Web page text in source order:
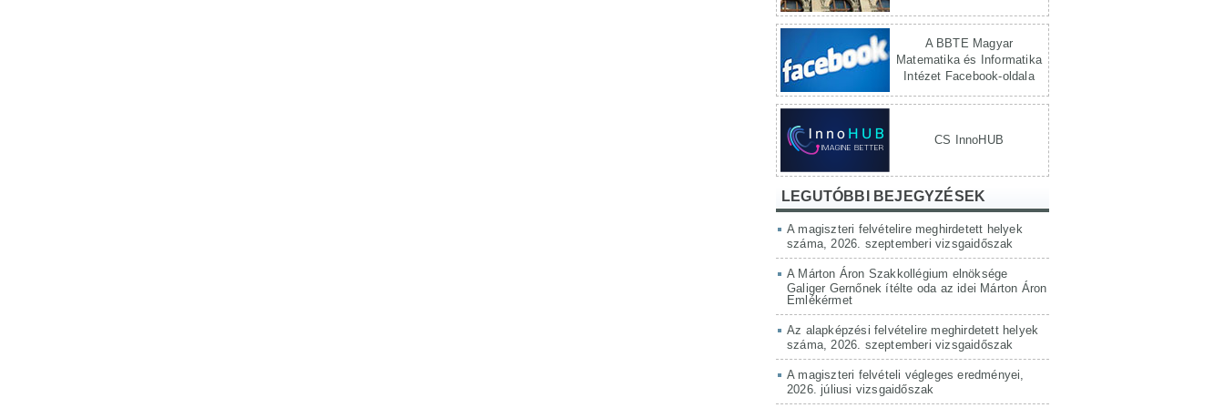
A BBTE Magyar
Matematika és Informatika
Intézet Facebook-oldala
CS InnoHUB
LEGUTÓBBI BEJEGYZÉSEK
A magiszteri felvételire meghirdetett helyek
száma, 2026. szeptemberi vizsgaidőszak
A Márton Áron Szakkollégium elnöksége
Galiger Gernőnek ítélte oda az idei Márton Áron
Emlékérmet
Az alapképzési felvételire meghirdetett helyek
száma, 2026. szeptemberi vizsgaidőszak
A magiszteri felvételi végleges eredményei,
2026. júliusi vizsgaidőszak